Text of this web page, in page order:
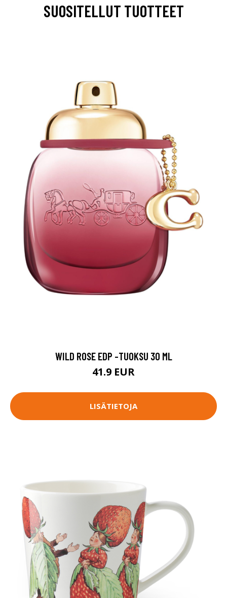
SUOSITELLUT TUOTTEET
WILD ROSE EDP -TUOKSU 30 ML
41.9 EUR
LISÄTIETOJA